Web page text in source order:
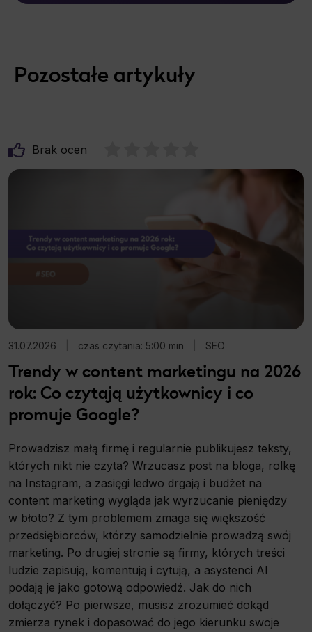
Pozostałe artykuły
Brak ocen
31.07.2026 czas czytania: 5:00 min SEO
Trendy w content marketingu na 2026
rok: Co czytają użytkownicy i co
promuje Google?
Prowadzisz małą firmę i regularnie publikujesz teksty,
których nikt nie czyta? Wrzucasz post na bloga, rolkę
na Instagram, a zasięgi ledwo drgają i budżet na
content marketing wygląda jak wyrzucanie pieniędzy
w błoto? Z tym problemem zmaga się większość
przedsiębiorców, którzy samodzielnie prowadzą swój
marketing. Po drugiej stronie są firmy, których treści
ludzie zapisują, komentują i cytują, a asystenci AI
podają je jako gotową odpowiedź. Jak do nich
dołączyć? Po pierwsze, musisz zrozumieć dokąd
zmierza rynek i dopasować do jego kierunku swoje